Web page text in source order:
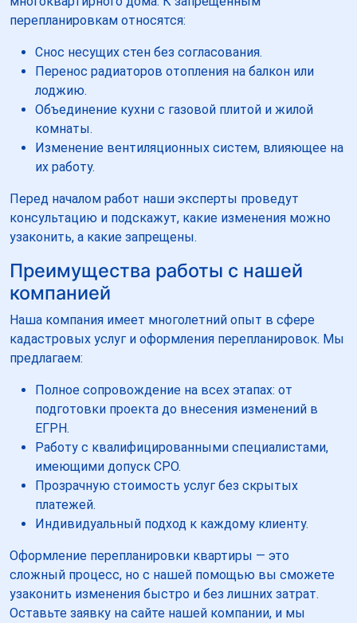
перепланировкам относятся:
Снос несущих стен без согласования.
Перенос радиаторов отопления на балкон или
лоджию.
Объединение кухни с газовой плитой и жилой
комнаты.
Изменение вентиляционных систем, влияющее на
их работу.
Перед началом работ наши эксперты проведут
консультацию и подскажут, какие изменения можно
узаконить, а какие запрещены.
Преимущества работы с нашей
компанией
Наша компания имеет многолетний опыт в сфере
кадастровых услуг и оформления перепланировок. Мы
предлагаем:
Полное сопровождение на всех этапах: от
подготовки проекта до внесения изменений в
ЕГРН.
Работу с квалифицированными специалистами,
имеющими допуск СРО.
Прозрачную стоимость услуг без скрытых
платежей.
Индивидуальный подход к каждому клиенту.
Оформление перепланировки квартиры — это
сложный процесс, но с нашей помощью вы сможете
узаконить изменения быстро и без лишних затрат.
Оставьте заявку на сайте нашей компании, и мы